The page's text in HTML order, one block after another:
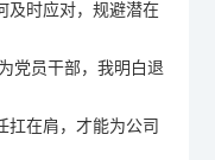
及时应对，规避潜在
党员干部，我明白退
扛在肩，才能为公司